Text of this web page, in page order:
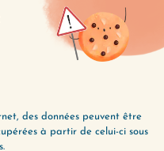
PLUS
d’Écoute, un
vous aider à
qui